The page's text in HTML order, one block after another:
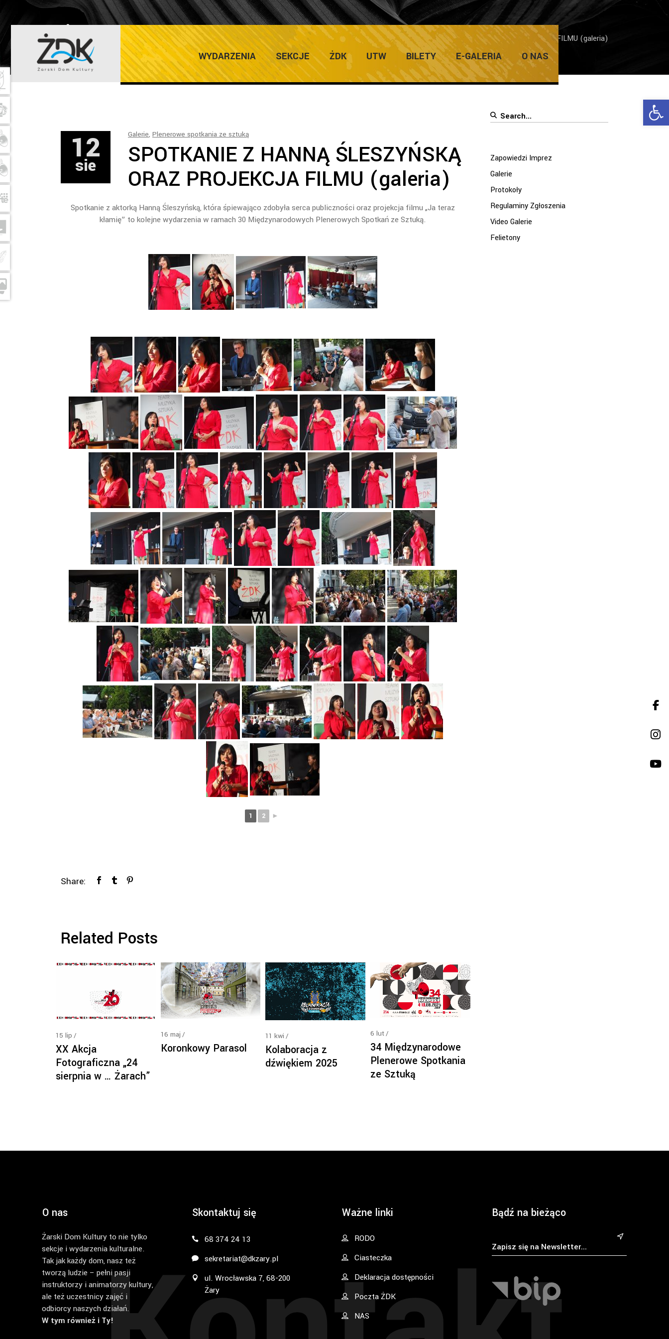
WYDARZENIA SEKCJE ŻDK UTW BILETY E-GALERIA O NAS
ŻARSKI DOM KULTURY Home / Galerie/SPOTKANIE Z HANNĄ ŚLESZYŃSKĄ ORAZ PROJEKCJA FILMU (galeria)
12
sie
Galerie, Plenerowe spotkania ze sztuką
SPOTKANIE Z HANNĄ ŚLESZYŃSKĄ
ORAZ PROJEKCJA FILMU (galeria)
Spotkanie z aktorką Hanną Śleszyńską, która śpiewająco zdobyła serca publiczności oraz projekcja filmu „Ja teraz
kłamię” to kolejne wydarzenia w ramach 30 Międzynarodowych Plenerowych Spotkań ze Sztuką.
1 2 ►
Share:
Related Posts
15 lip
XX Akcja
Fotograficzna „24
sierpnia w … Żarach”
16 maj
Koronkowy Parasol
11 kwi
Kolaboracja z
dźwiękiem 2025
6 lut
34 Międzynarodowe
Plenerowe Spotkania
ze Sztuką
Search
Zapowiedzi Imprez
Galerie
Protokoły
Regulaminy Zgłoszenia
Video Galerie
Felietony
O nas
Żarski Dom Kultury to nie tylko
sekcje i wydarzenia kulturalne.
Tak jak każdy dom, nasz też
tworzą ludzie – pełni pasji
instruktorzy i animatorzy kultury,
ale też uczestnicy zajęć i
odbiorcy naszych działań.
W tym również i Ty!
Skontaktuj się
68 374 24 13
sekretariat@dkzary.pl
ul. Wrocławska 7, 68-200
Żary
Ważne linki
RODO
Ciasteczka
Deklaracja dostępności
Poczta ŻDK
NAS
Bądź na bieżąco
&